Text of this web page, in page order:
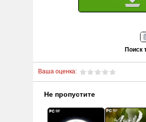
Поиск
Ваша оценка:
Не пропустите